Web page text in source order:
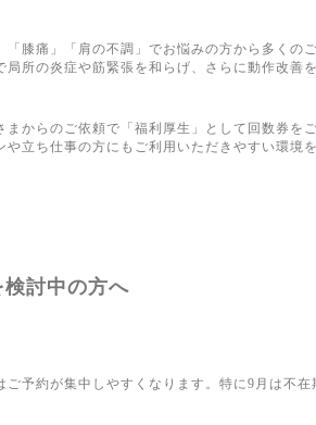
「膝痛」「肩の不調」でお悩みの方から多くの
局所の炎症や筋緊張を和らげ、さらに動作改善
まからのご依頼で「福利厚生」として回数券を
や立ち仕事の方にもご利用いただきやすい環境
検討中の方へ
ご予約が集中しやすくなります。特に9月は不